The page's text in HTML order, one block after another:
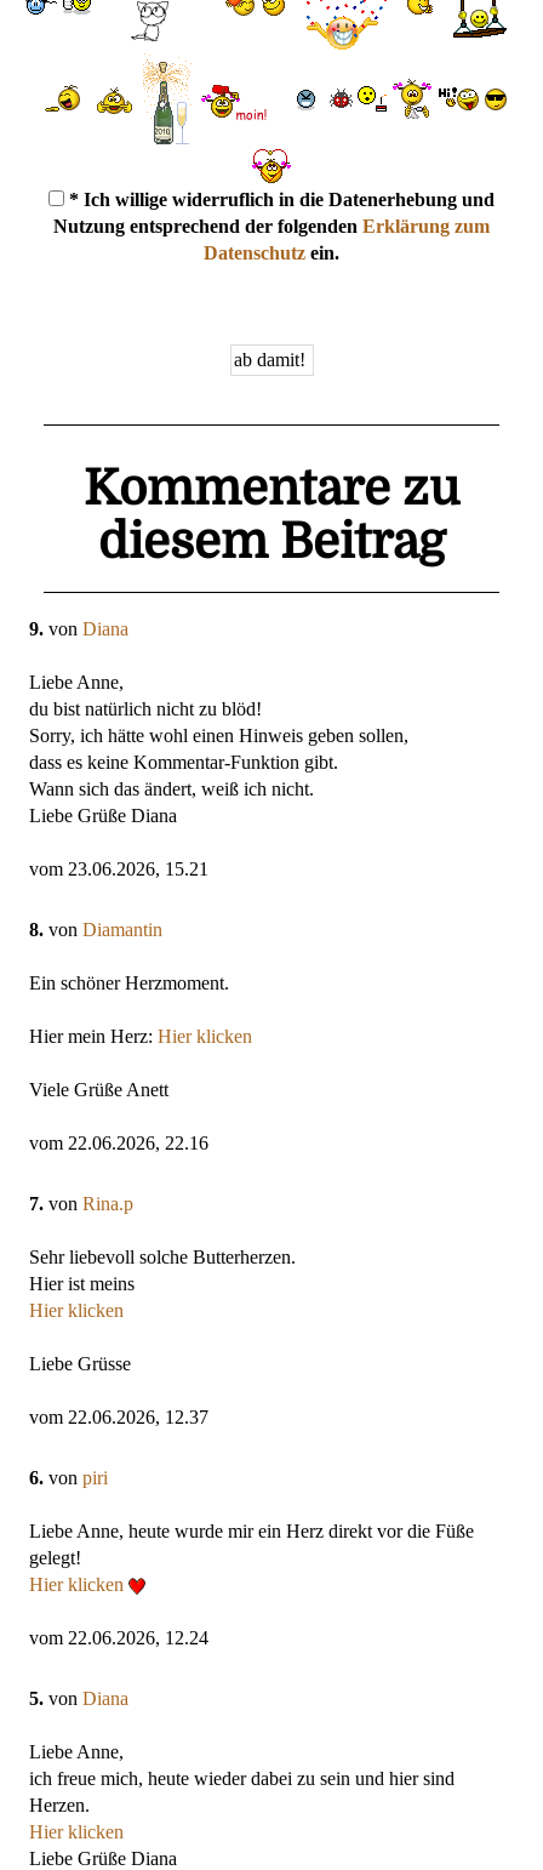
* Ich willige widerruflich in die Datenerhebung und
Nutzung entsprechend der folgenden Erklärung zum
Datenschutz ein.
Kommentare zu
diesem Beitrag
9. von Diana
Liebe Anne,
du bist natürlich nicht zu blöd!
Sorry, ich hätte wohl einen Hinweis geben sollen,
dass es keine Kommentar-Funktion gibt.
Wann sich das ändert, weiß ich nicht.
Liebe Grüße Diana
vom 23.06.2026, 15.21
8. von Diamantin
Ein schöner Herzmoment.
Hier mein Herz: Hier klicken
Viele Grüße Anett
vom 22.06.2026, 22.16
7. von Rina.p
Sehr liebevoll solche Butterherzen.
Hier ist meins
Hier klicken
Liebe Grüsse
vom 22.06.2026, 12.37
6. von piri
Liebe Anne, heute wurde mir ein Herz direkt vor die Füße
gelegt!
Hier klicken
vom 22.06.2026, 12.24
5. von Diana
Liebe Anne,
ich freue mich, heute wieder dabei zu sein und hier sind
Herzen.
Hier klicken
Liebe Grüße Diana